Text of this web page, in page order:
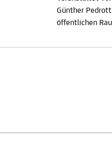
Günther
öffentlichen